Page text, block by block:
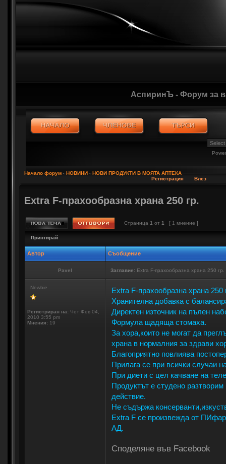
АспиринЪ - Форум за
Начало форум ‹ НОВИНИ ‹ НОВИ ПРОДУКТИ В МОЯТА АПТЕКА
Регистрация
Влез
Extra F-прахообразна храна 250 гр.
Страница 1 от 1 [ 1 мнение ]
Принтирай
Автор Съобщение
Pavel Заглавие: Extra F-прахообразна храна 250 гр.
Newbie
Регистриран на: Чет Фев 04,
2010 3:55 pm
Мнения: 19
Extra F-прахообразна храна 250
Хранителна добавка с
Директен източник на пълен
Формула щадяща стомаха.
За хора,които не могат да
храна в нормалния за здрави
Благоприятно повлиява
Прилага се при всички случаи
При диети с цел качване на
Продуктът е студено
действие.
Не съдържа
Extra F се произвежда от
АД.
Споделяне във Facebook